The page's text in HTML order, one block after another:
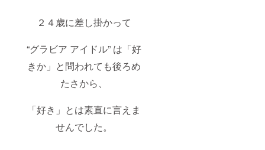
２４歳に差し掛かって
“グラビア アイドル” は「好
きか」と問われても後ろめ
たさから、
「好き」とは素直に言えま
せんでした。